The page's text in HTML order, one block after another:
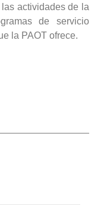
actividades de la
de servicio
la PAOT ofrece.